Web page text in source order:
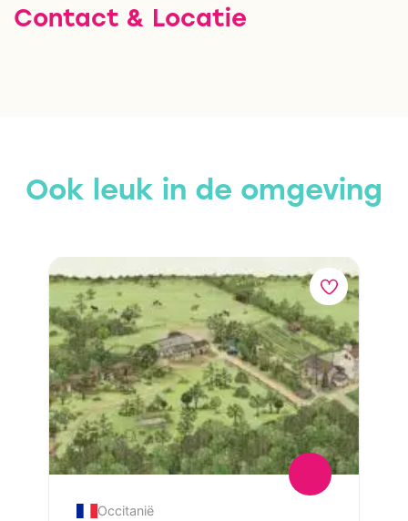
Contact & Locatie
Ook leuk in de omgeving
Occitanië